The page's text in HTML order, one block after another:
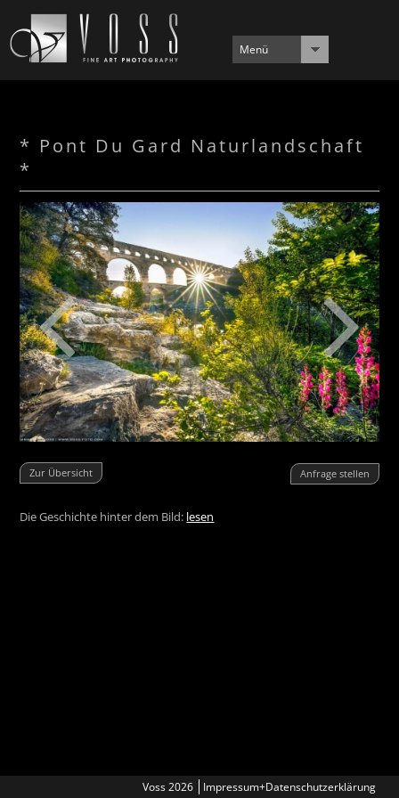
Menü
* Pont Du Gard Naturlandschaft
*
Zur Übersicht Anfrage stellen
Die Geschichte hinter dem Bild: lesen
Voss 2026 Impressum+Datenschutzerklärung